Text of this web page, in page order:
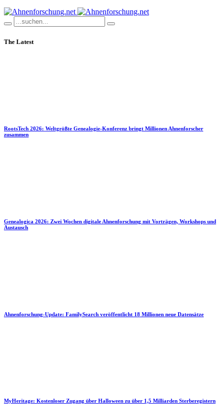
The Latest
RootsTech 2026: Weltgrößte Genealogie-Konferenz bringt Millionen Ahnenforscher
zusammen
Genealogica 2026: Zwei Wochen digitale Ahnenforschung mit Vorträgen, Workshops und
Austausch
Ahnenforschung-Update: FamilySearch veröffentlicht 18 Millionen neue Datensätze
MyHeritage: Kostenloser Zugang über Halloween zu über 1,5 Milliarden Sterberegistern